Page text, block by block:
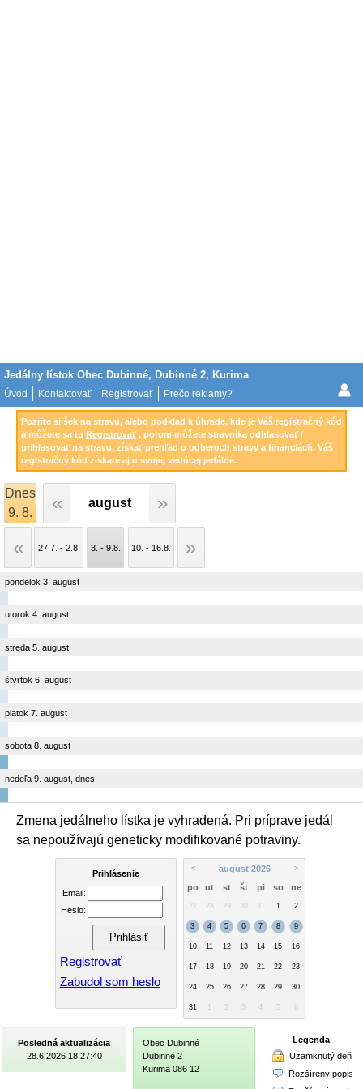
Jedálny lístok Obec Dubinné, Dubinné 2, Kurima
Úvod Kontaktovať Registrovať Prečo reklamy?
Pozrite si šek na stravu, alebo podklad k úhrade, kde je Váš registračný kód
a môžete sa tu Registrovať, potom môžete stravníka odhlasovať /
prihlasovať na stravu, získať prehľad o odberoch stravy a financiách. Váš
registračný kód získate aj u svojej vedúcej jedálne.
Dnes
9. 8.
august
27.7. - 2.8. 3. - 9.8. 10. - 16.8.
pondelok 3. august
utorok 4. august
streda 5. august
štvrtok 6. august
piatok 7. august
sobota 8. august
nedeľa 9. august, dnes
Zmena jedálneho lístka je vyhradená. Pri príprave jedál
sa nepoužívajú geneticky modifikované potraviny.
Prihlásenie
Email:
Heslo:
Registrovať
Zabudol som heslo
< august 2026 >
po ut st št pi so ne
27 28 29 30 31 1 2
3 4 5 6 7 8 9
10 11 12 13 14 15 16
17 18 19 20 21 22 23
24 25 26 27 28 29 30
31 2 3 4 5 6
Posledná aktualizácia
28.6.2026 18:27:40
Obec Dubinné
Dubinné 2
Kurima 086 12
Legenda
Uzamknutý deň
Rozšírený popis